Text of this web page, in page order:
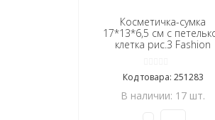
Косметичка-сумка
17*13*6,5 см с
клетка рис.3 Fashion
Код товара: 251283
В наличии: 17 шт.